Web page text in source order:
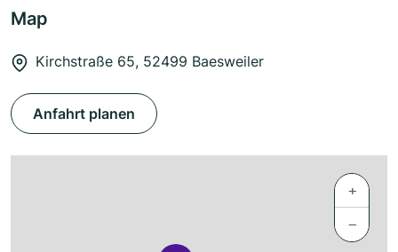
Map
Kirchstraße 65, 52499 Baesweiler
Anfahrt planen
+
−